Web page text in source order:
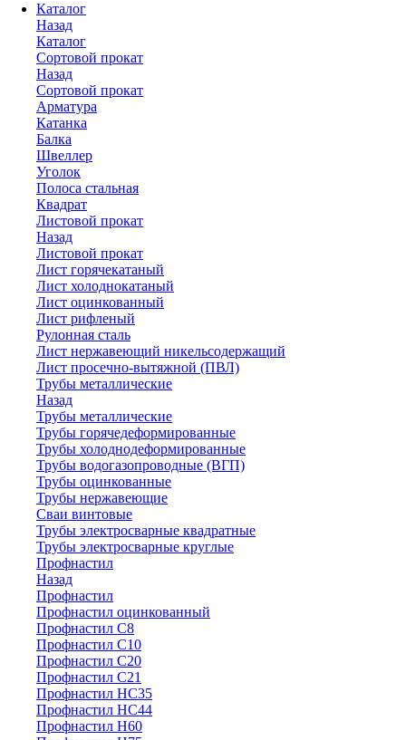
Каталог
Назад
Каталог
Сортовой прокат
Назад
Сортовой прокат
Арматура
Катанка
Балка
Швеллер
Уголок
Полоса стальная
Квадрат
Листовой прокат
Назад
Листовой прокат
Лист горячекатаный
Лист холоднокатаный
Лист оцинкованный
Лист рифленый
Рулонная сталь
Лист нержавеющий никельсодержащий
Лист просечно-вытяжной (ПВЛ)
Трубы металлические
Назад
Трубы металлические
Трубы горячедеформированные
Трубы холоднодеформированные
Трубы водогазопроводные (ВГП)
Трубы оцинкованные
Трубы нержавеющие
Сваи винтовые
Трубы электросварные квадратные
Трубы электросварные круглые
Профнастил
Назад
Профнастил
Профнастил оцинкованный
Профнастил С8
Профнастил С10
Профнастил С20
Профнастил С21
Профнастил НС35
Профнастил НС44
Профнастил Н60